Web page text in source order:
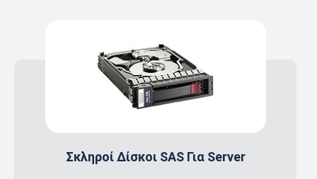
Σκληροί Δίσκοι SAS Για Server